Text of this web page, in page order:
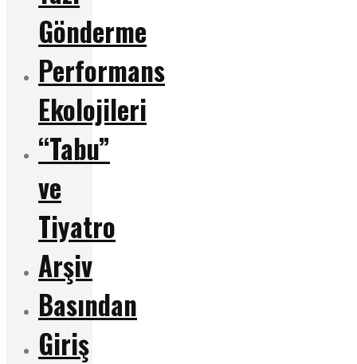
Gönderme
Performans
Ekolojileri
“Tabu”
ve
Tiyatro
Arşiv
Basından
Giriş